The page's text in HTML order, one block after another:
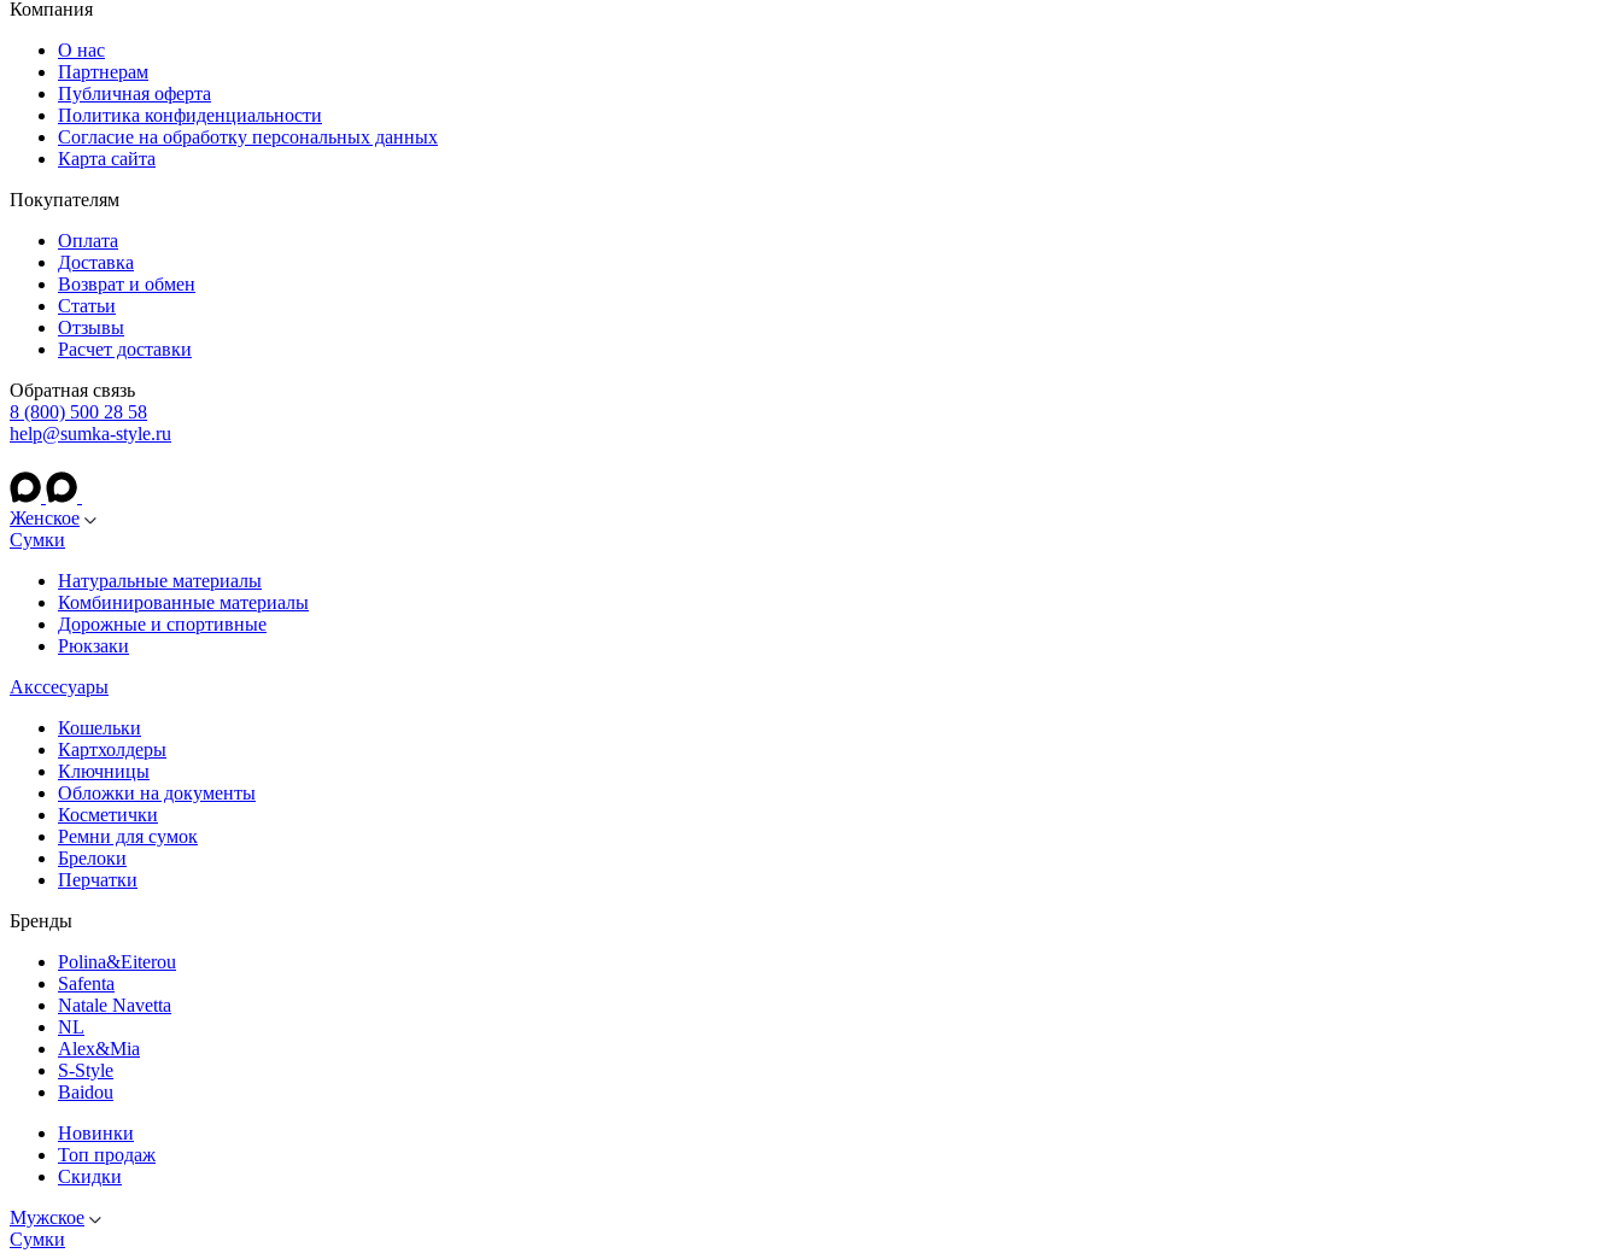
Компания
О нас
Партнерам
Публичная оферта
Политика конфиденциальности
Согласие на обработку персональных данных
Карта сайта
Покупателям
Оплата
Доставка
Возврат и обмен
Статьи
Отзывы
Расчет доставки
Обратная связь
8 (800) 500 28 58
help@sumka-style.ru
Женское
Сумки
Натуральные материалы
Комбинированные материалы
Дорожные и спортивные
Рюкзаки
Акссесуары
Кошельки
Картхолдеры
Ключницы
Обложки на документы
Косметички
Ремни для сумок
Брелоки
Перчатки
Бренды
Polina&Eiterou
Safenta
Natale Navetta
NL
Alex&Mia
S-Style
Baidou
Новинки
Топ продаж
Скидки
Мужское
Сумки